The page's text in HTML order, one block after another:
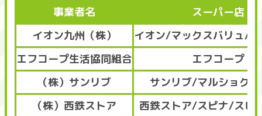
事業者名
スーパー店
イオン九州（株）
イオン/マックスバリュ/
エフコープ生活協同組合
エフコープ
（株）サンリブ
サンリブ/マルショク/
（株）西鉄ストア
西鉄ストア/スピナ/スピ